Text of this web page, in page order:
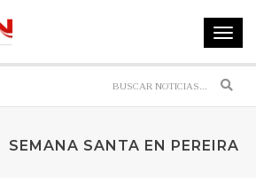
Toggle
SEMANA SANTA EN PEREIRA